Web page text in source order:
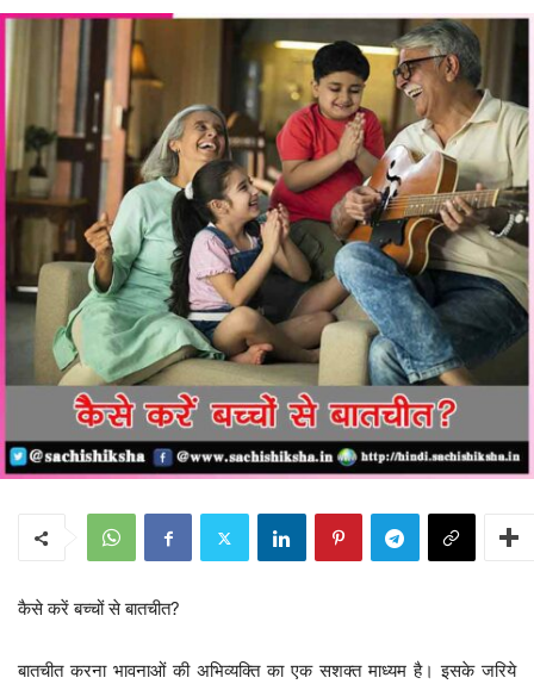
कैसे करें बच्चों से बातचीत?
बातचीत करना भावनाओं की अभिव्यक्ति का एक सशक्त माध्यम है। इसके जरिये